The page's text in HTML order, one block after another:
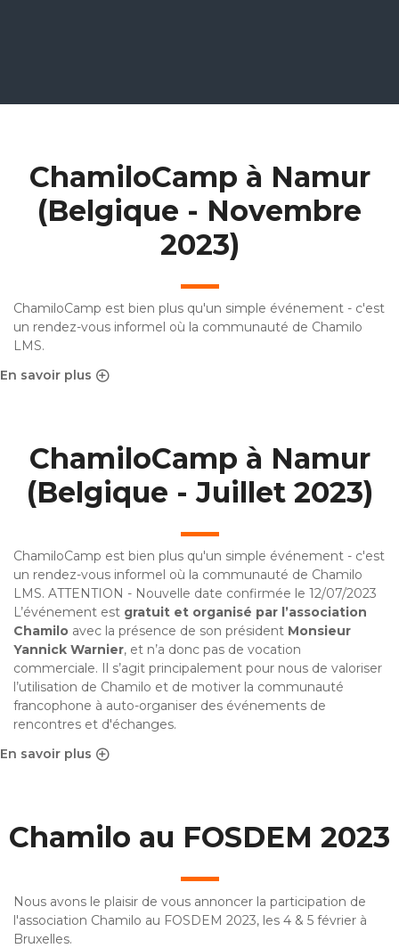
ChamiloCamp à Namur
(Belgique - Novembre
2023)
ChamiloCamp est bien plus qu'un simple événement - c'est
un rendez-vous informel où la communauté de Chamilo
LMS.
En savoir plus
sur ChamiloCamp à Namur (Belgique - Novembre 2023)
ChamiloCamp à Namur
(Belgique - Juillet 2023)
ChamiloCamp est bien plus qu'un simple événement - c'est
un rendez-vous informel où la communauté de Chamilo
LMS. ATTENTION - Nouvelle date confirmée le 12/07/2023
L’événement est gratuit et organisé par l’association
Chamilo avec la présence de son président Monsieur
Yannick Warnier, et n’a donc pas de vocation
commerciale. Il s’agit principalement pour nous de valoriser
l’utilisation de Chamilo et de motiver la communauté
francophone à auto-organiser des événements de
rencontres et d'échanges.
En savoir plus
sur ChamiloCamp à Namur (Belgique - Juillet 2023)
Chamilo au FOSDEM 2023
Nous avons le plaisir de vous annoncer la participation de
l'association Chamilo au FOSDEM 2023, les 4 & 5 février à
Bruxelles.